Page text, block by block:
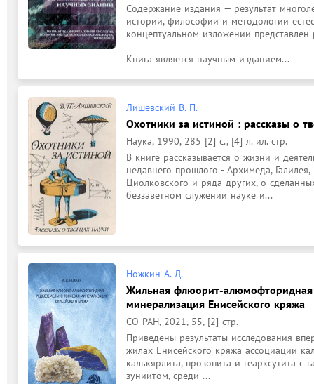
Содержание издания — результат
истории, философии и методологии
концептуальном изложении
Книга является научным изданием...
Лишевский В. П.
Охотники за истиной : рассказы о
Наука, 1990, 285 [2] с., [4] л. ил. стр.
В книге рассказывается о жизни и
недавнего прошлого - Архимеда,
Циолковского и ряда других, о
беззаветном служении науке и...
Ножкин А. Д.
Жильная флюорит-алюмофторидная
минерализация Енисейского кряжа
СО РАН, 2021, 55, [2] стр.
Приведены результаты исследования
жилах Енисейского кряжа ассоциации
калькярлита, прозопита и геарксутита
зуниитом, среди ...